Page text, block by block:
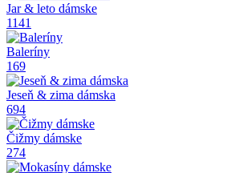
Jar & leto dámske
1141
Baleríny
169
Jeseň & zima dámska
694
Čižmy dámske
274